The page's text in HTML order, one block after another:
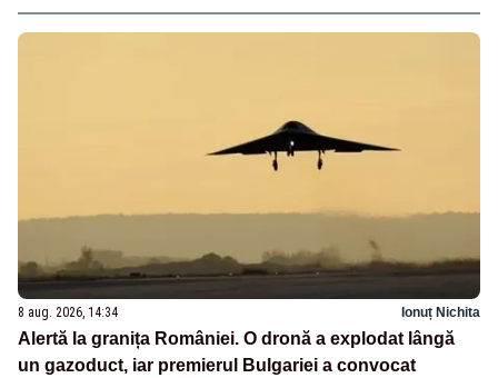
8 aug. 2026, 14:34 Ionuț Nichita
Alertă la granița României. O dronă a explodat lângă
un gazoduct, iar premierul Bulgariei a convocat